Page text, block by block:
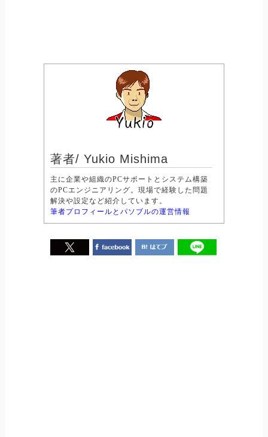
著者/ Yukio Mishima
主に企業や組織のPCサポートとシステム構築
のPCエンジニアリング。現場で経験した問題
解決や設定など紹介しています。
筆者プロフィールとパソブルの運営情報